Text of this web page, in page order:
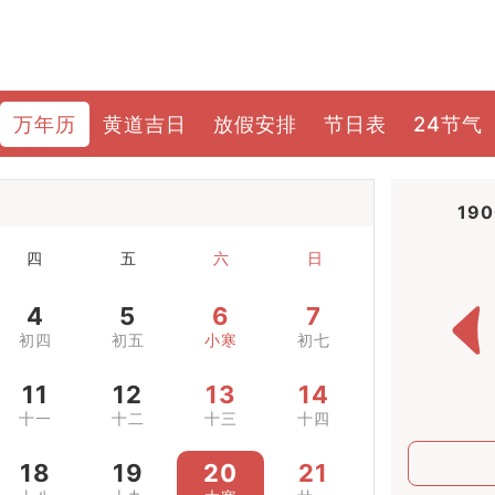
万年历 黄道吉日 放假安排 节日表 24节气
四 五 六 日
4
初四
5
初五
6
小寒
7
初七
11
十一
12
十二
13
十三
14
十四
18 19 20 21